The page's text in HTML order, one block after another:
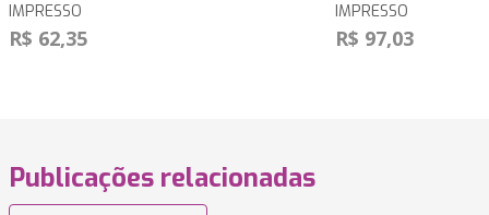
IMPRESSO
R$ 62,35
IMPRESSO
R$ 97,03
Publicações relacionadas